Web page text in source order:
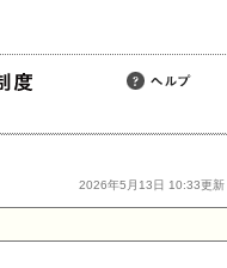
2026年5月13日 10:33更新